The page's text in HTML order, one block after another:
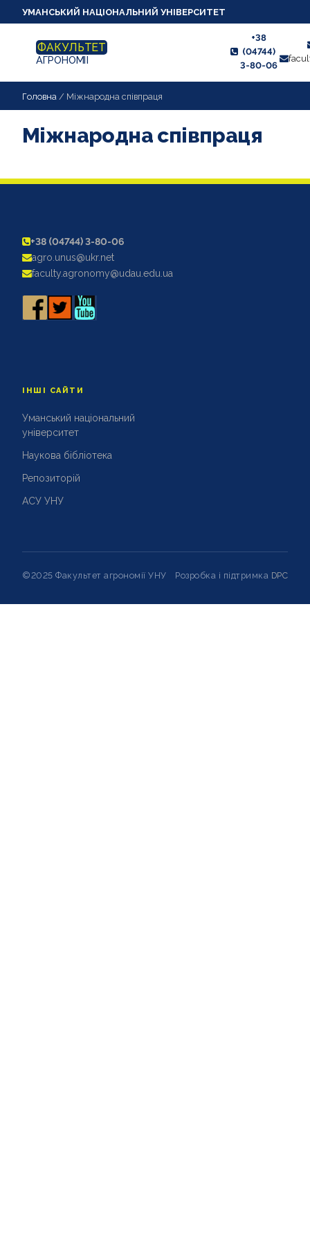
УМАНСЬКИЙ НАЦІОНАЛЬНИЙ УНІВЕРСИТЕТ
ФАКУЛЬТЕТ
АГРОНОМІЇ
+38
(04744)
3-80-06
НОВИНИ
АБІТУРІЄНТУ
КАФЕДРИ
ВИХОВНА РОБОТА
Головна / Міжнародна співпраця
Міжнародна співпраця
+38 (04744) 3-80-06
agro.unus@ukr.net
faculty.agronomy@udau.edu.ua
ІНШІ САЙТИ
Уманський національний
університет
Наукова бібліотека
Репозиторій
АСУ УНУ
©2025 Факультет агрономії УНУ Розробка і підтримка DPC